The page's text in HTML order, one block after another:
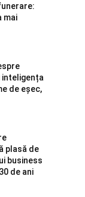
mai
inteligența
de eșec,
plasă de
business
de ani